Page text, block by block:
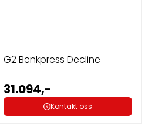
G2 Benkpress Decline
31.094,-
Kontakt oss